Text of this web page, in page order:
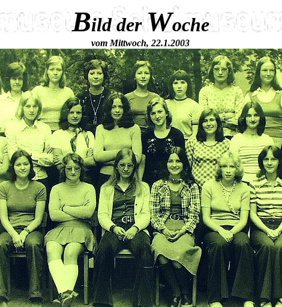
Bild derWoche
vom Mittwoch, 22.1.2003